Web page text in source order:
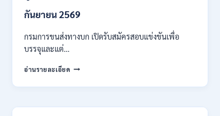
เงิน
/
ผ่าน
กพ.
กันยายน 2569
กรมการขนส่งทางบก เปิดรับสมัครสอบแข่งขันเพื่อ
บรรจุและแต่…
อ่านรายละเอียด กรม
ขนส่ง
บก